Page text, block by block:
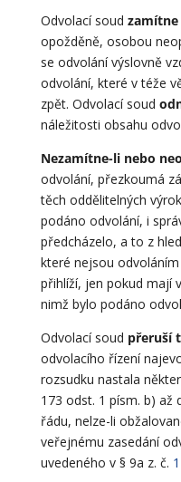
Odvolací soud zamítne
opožděně, osobou
se odvolání výslovně
odvolání, které v téže
zpět. Odvolací soud
náležitosti obsahu
Nezamítne-li nebo
odvolání, přezkoumá
těch oddělitelných
podáno odvolání, i
předcházelo, a to z
které nejsou
přihlíží, jen pokud mají
nimž bylo podáno
Odvolací soud přeruší
odvolacího řízení
rozsudku nastala
173 odst. 1 písm. b) až
řádu, nelze-li
veřejnému zasedání
uvedeného v § 9a z. č.